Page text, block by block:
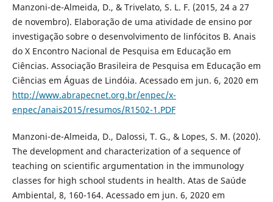
Manzoni-de-Almeida, D., & Trivelato, S. L. F. (2015, 24 a 27
de novembro). Elaboração de uma atividade de ensino por
investigação sobre o desenvolvimento de linfócitos B. Anais
do X Encontro Nacional de Pesquisa em Educação em
Ciências. Associação Brasileira de Pesquisa em Educação em
Ciências em Águas de Lindóia. Acessado em jun. 6, 2020 em
http://www.abrapecnet.org.br/enpec/x-
enpec/anais2015/resumos/R1502-1.PDF
Manzoni-de-Almeida, D., Dalossi, T. G., & Lopes, S. M. (2020).
The development and characterization of a sequence of
teaching on scientific argumentation in the immunology
classes for high school students in health. Atas de Saúde
Ambiental, 8, 160-164. Acessado em jun. 6, 2020 em